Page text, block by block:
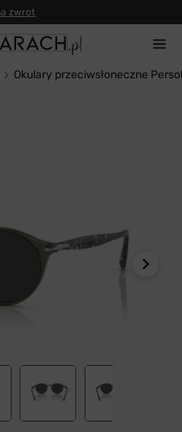
zwrot
Okulary przeciwsłoneczne